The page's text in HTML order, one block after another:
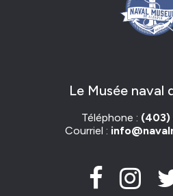
Le Musée naval
Téléphone : (403)
Courriel :